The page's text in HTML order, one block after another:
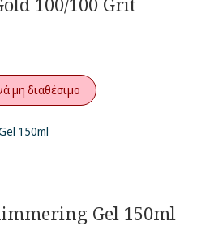
μη διαθέσιμο
Gel 150ml